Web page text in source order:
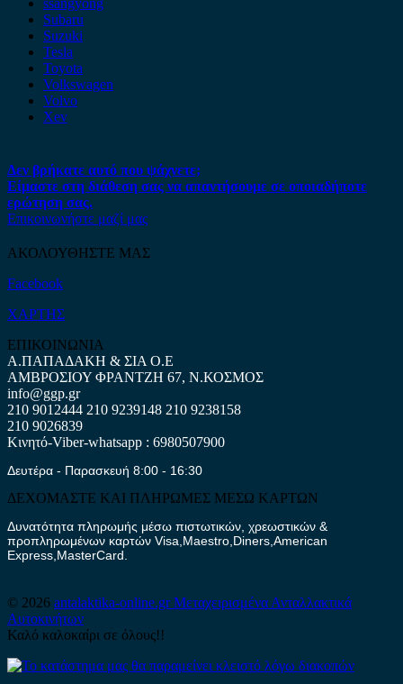
Subaru
Suzuki
Tesla
Toyota
Volkswagen
Volvo
Xev
Δεν βρήκατε αυτό που ψάχνετε;
Είμαστε στη διάθεση σας να απαντήσουμε σε οποιαδήποτε
ερώτηση σας.
Επικοινωνήστε μαζί μας
ΑΚΟΛΟΥΘΗΣΤΕ ΜΑΣ
Facebook
ΧΑΡΤΗΣ
ΕΠΙΚΟΙΝΩΝΙΑ
Α.ΠΑΠΑΔΑΚΗ & ΣΙΑ Ο.Ε
ΑΜΒΡΟΣΙΟΥ ΦΡΑΝΤΖΗ 67, Ν.ΚΟΣΜΟΣ
info@ggp.gr
210 9012444 210 9239148 210 9238158
210 9026839
Κινητό-Viber-whatsapp : 6980507900
Δευτέρα - Παρασκευή 8:00 - 16:30
ΔΕΧΟΜΑΣΤΕ ΚΑΙ ΠΛΗΡΩΜΕΣ ΜΕΣΩ ΚΑΡΤΩΝ
Δυνατότητα πληρωμής μέσω πιστωτικών, χρεωστικών &
προπληρωμένων καρτών Visa,Maestro,Diners,American
Express,MasterCard.
© 2026 antalaktika-online.grΜεταχειρισμένα Ανταλλακτικά
Αυτοκινήτων
Καλό καλοκαίρι σε όλους!!